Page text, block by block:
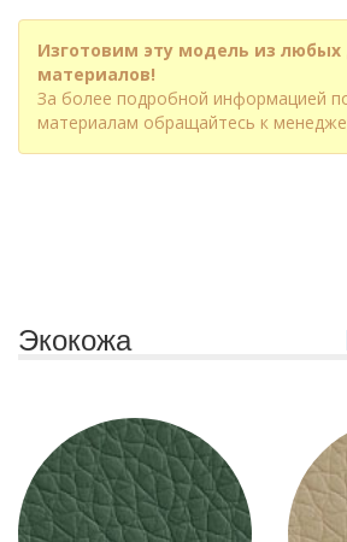
Изготовим эту модель из любых
материалов!
За более подробной информацией
материалам обращайтесь к
Экокожа